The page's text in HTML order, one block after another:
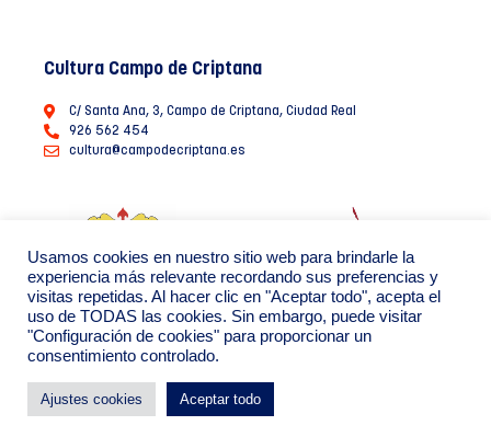
Cultura Campo de Criptana
C/ Santa Ana, 3, Campo de Criptana, Ciudad Real
926 562 454
cultura@campodecriptana.es
Ayuntamiento de Campo de Criptana 2022
Política de Privacidad de datos Política de Cookies
Usamos cookies en nuestro sitio web para brindarle la
experiencia más relevante recordando sus preferencias y
visitas repetidas. Al hacer clic en "Aceptar todo", acepta el
uso de TODAS las cookies. Sin embargo, puede visitar
"Configuración de cookies" para proporcionar un
consentimiento controlado.
Ajustes cookies Aceptar todo